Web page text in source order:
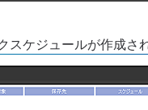
スケジュールが作成さ